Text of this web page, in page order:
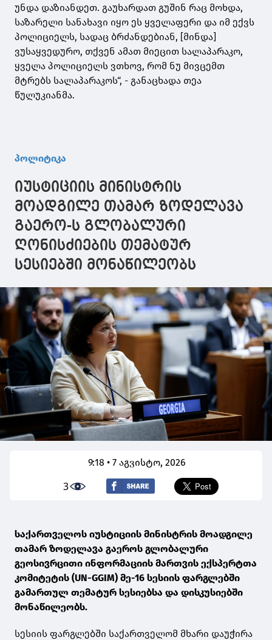
უნდა დაზიანდეთ. გაუხარდათ გუშინ რაც მოხდა,
საზარელი სანახავი იყო ეს ყველაფერი და იმ ექვს
პოლიციელს, სადაც ბრძანდებიან, [მინდა]
ვუსაყვედურო, თქვენ ამათ მიეცით სალაპარაკო,
ყველა პოლიციელს ვთხოვ, რომ ნუ მივცემთ
მტრებს სალაპარაკოს“, - განაცხადა თეა
წულუკიანმა.
პოლიტიკა
იუსტიციის მინისტრის
მოადგილე თამარ ზოდელავა
გაერო-ს გლობალური
ღონისძიების თემატურ
სესიებში მონაწილეობს
9:18 • 7 აგვისტო, 2026
3
საქართველოს იუსტიციის მინისტრის მოადგილე
თამარ ზოდელავა გაეროს გლობალური
გეოსივრცითი ინფორმაციის მართვის ექსპერტთა
კომიტეტის (UN-GGIM) მე-16 სესიის ფარგლებში
გამართულ თემატურ სესიებსა და დისკუსიებში
მონაწილეობს.
სესიის ფარგლებში საქართველომ მხარი დაუჭირა